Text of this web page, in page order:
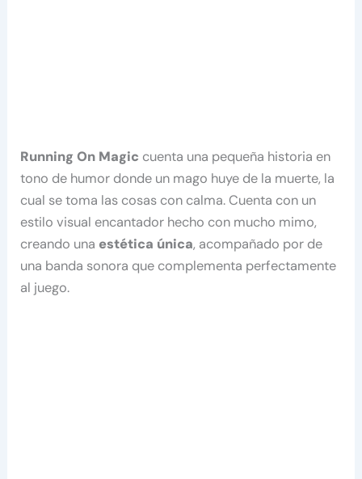
Running On Magic cuenta una pequeña historia en
tono de humor donde un mago huye de la muerte, la
cual se toma las cosas con calma. Cuenta con un
estilo visual encantador hecho con mucho mimo,
creando una estética única, acompañado por de
una banda sonora que complementa perfectamente
al juego.